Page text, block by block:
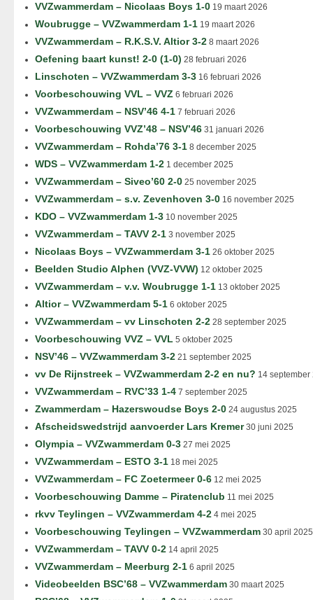
VVZwammerdam – Nicolaas Boys 1-0 19 maart 2026
Woubrugge – VVZwammerdam 1-1 19 maart 2026
VVZwammerdam – R.K.S.V. Altior 3-2 8 maart 2026
Oefening baart kunst! 2-0 (1-0) 28 februari 2026
Linschoten – VVZwammerdam 3-3 16 februari 2026
Voorbeschouwing VVL – VVZ 6 februari 2026
VVZwammerdam – NSV’46 4-1 7 februari 2026
Voorbeschouwing VVZ’48 – NSV’46 31 januari 2026
VVZwammerdam – Rohda’76 3-1 8 december 2025
WDS – VVZwammerdam 1-2 1 december 2025
VVZwammerdam – Siveo’60 2-0 25 november 2025
VVZwammerdam – s.v. Zevenhoven 3-0 16 november 2025
KDO – VVZwammerdam 1-3 10 november 2025
VVZwammerdam – TAVV 2-1 3 november 2025
Nicolaas Boys – VVZwammerdam 3-1 26 oktober 2025
Beelden Studio Alphen (VVZ-VVW) 12 oktober 2025
VVZwammerdam – v.v. Woubrugge 1-1 13 oktober 2025
Altior – VVZwammerdam 5-1 6 oktober 2025
VVZwammerdam – vv Linschoten 2-2 28 september 2025
Voorbeschouwing VVZ – VVL 5 oktober 2025
NSV’46 – VVZwammerdam 3-2 21 september 2025
vv De Rijnstreek – VVZwammerdam 2-2 en nu? 14 september
VVZwammerdam – RVC’33 1-4 7 september 2025
Zwammerdam – Hazerswoudse Boys 2-0 24 augustus 2025
Afscheidswedstrijd aanvoerder Lars Kremer30 juni 2025
Olympia – VVZwammerdam 0-3 27 mei 2025
VVZwammerdam – ESTO 3-1 18 mei 2025
VVZwammerdam – FC Zoetermeer 0-6 12 mei 2025
Voorbeschouwing Damme – Piratenclub 11 mei 2025
rkvv Teylingen – VVZwammerdam 4-2 4 mei 2025
Voorbeschouwing Teylingen – VVZwammerdam 30 april 2025
VVZwammerdam – TAVV 0-2 14 april 2025
VVZwammerdam – Meerburg 2-1 6 april 2025
Videobeelden BSC’68 – VVZwammerdam 30 maart 2025